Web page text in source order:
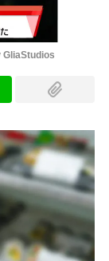
GliaStudios